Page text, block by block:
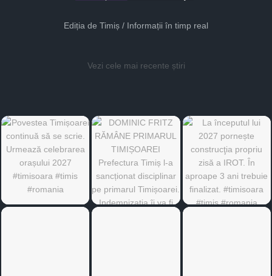
Ediția de Timiș / Informații în timp real
Vezi cele mai recente știri